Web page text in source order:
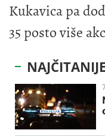
Kukavica pa
35 posto više
NAJČITANIJE